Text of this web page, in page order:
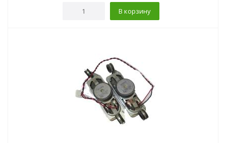
В корзину